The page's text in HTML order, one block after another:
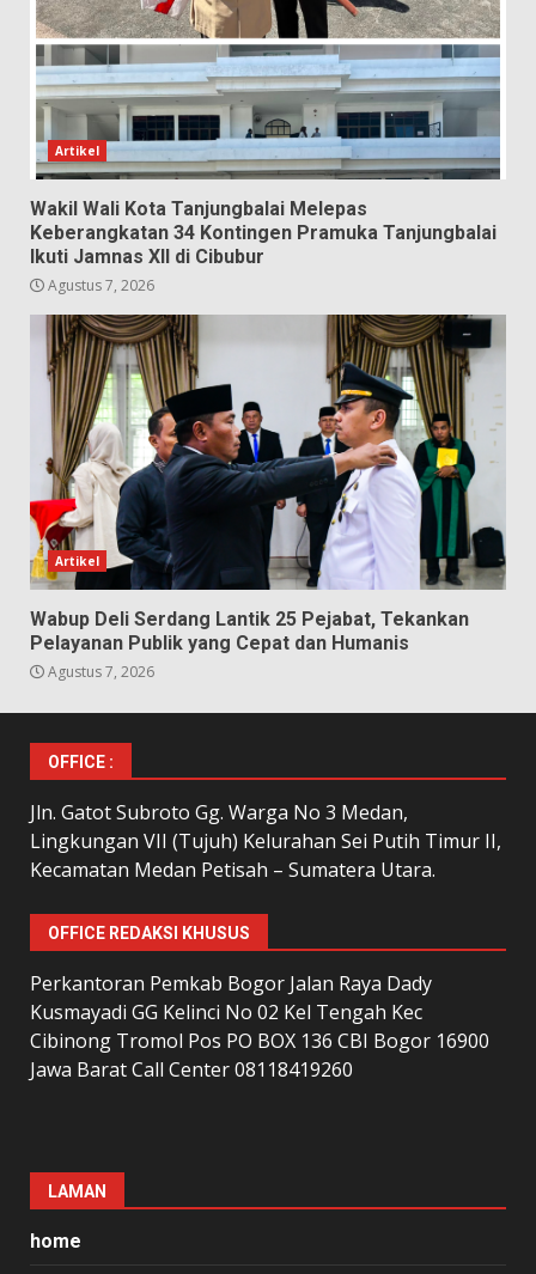
Artikel
Wakil Wali Kota Tanjungbalai Melepas
Keberangkatan 34 Kontingen Pramuka Tanjungbalai
Ikuti Jamnas XII di Cibubur
Agustus 7, 2026
Artikel
Wabup Deli Serdang Lantik 25 Pejabat, Tekankan
Pelayanan Publik yang Cepat dan Humanis
Agustus 7, 2026
OFFICE :
Jln. Gatot Subroto Gg. Warga No 3 Medan,
Lingkungan VII (Tujuh) Kelurahan Sei Putih Timur II,
Kecamatan Medan Petisah – Sumatera Utara.
OFFICE REDAKSI KHUSUS
Perkantoran Pemkab Bogor Jalan Raya Dady
Kusmayadi GG Kelinci No 02 Kel Tengah Kec
Cibinong Tromol Pos PO BOX 136 CBI Bogor 16900
Jawa Barat Call Center 08118419260
LAMAN
home